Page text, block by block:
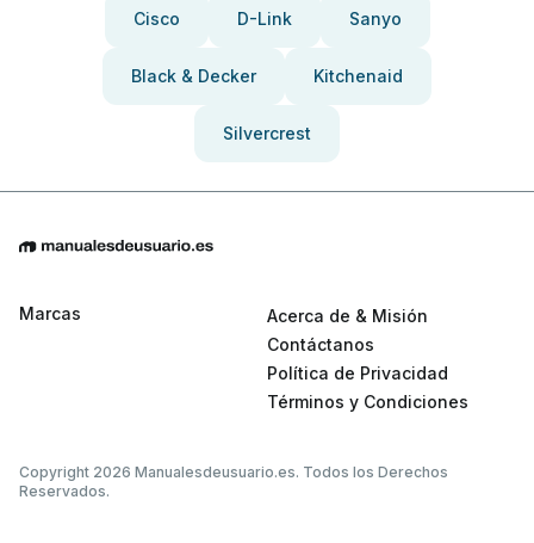
Cisco D-Link Sanyo
Black & Decker Kitchenaid
Silvercrest
Marcas
Acerca de & Misión
Contáctanos
Política de Privacidad
Términos y Condiciones
Copyright 2026 Manualesdeusuario.es. Todos los Derechos
Reservados.